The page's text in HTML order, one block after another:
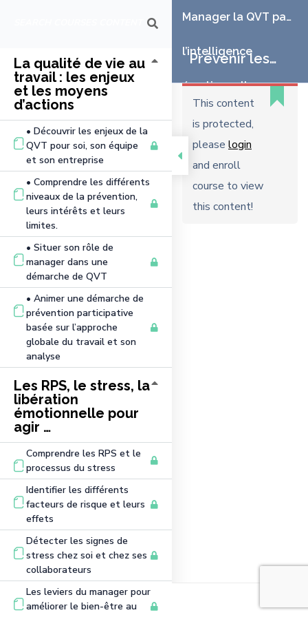
Manager la QVT par
l’intelligence
émotionnelle
Prévenir les
psychosociaux
par la gestion
La qualité de vie au
travail : les enjeux
et les moyens
d’actions
• Découvrir les enjeux de la
QVT pour soi, son équipe
et son entreprise
• Comprendre les différents
niveaux de la prévention,
leurs intérêts et leurs
limites.
• Situer son rôle de
manager dans une
démarche de QVT
• Animer une démarche de
prévention participative
basée sur l’approche
globale du travail et son
analyse
Les RPS, le stress, la
libération
émotionnelle pour
agir …
Comprendre les RPS et le
processus du stress
Identifier les différents
facteurs de risque et leurs
effets
Détecter les signes de
stress chez soi et chez ses
collaborateurs
Les leviers du manager pour
améliorer le bien-être au
This content
is protected,
please login
and enroll
course to view
this content!